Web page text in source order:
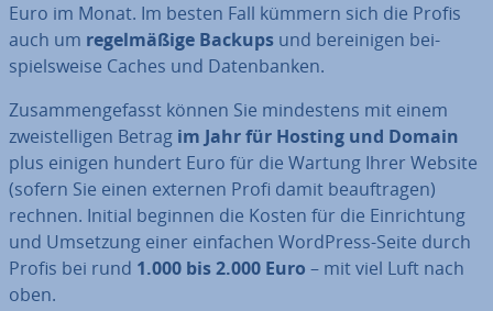
Euro im Monat. Im besten Fall kümmern sich die Profis
auch um re­gel­mä­ßi­ge Backups und be­rei­ni­gen bei­
spiels­wei­se Caches und Da­ten­ban­ken.
Zu­sam­men­ge­fasst können Sie min­des­tens mit einem
zwei­stel­li­gen Betrag im Jahr für Hosting und Domain
plus einigen hundert Euro für die Wartung Ihrer Website
(sofern Sie einen externen Profi damit be­auf­tra­gen)
rechnen. Initial beginnen die Kosten für die Ein­rich­tung
und Umsetzung einer einfachen WordPress-Seite durch
Profis bei rund 1.000 bis 2.000 Euro – mit viel Luft nach
oben.